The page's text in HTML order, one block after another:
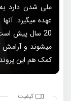
ملی شدن دارد
عهده میگیرد.
20 سال پیش
میشوند و آرامش
کمک هم این
کیفیت